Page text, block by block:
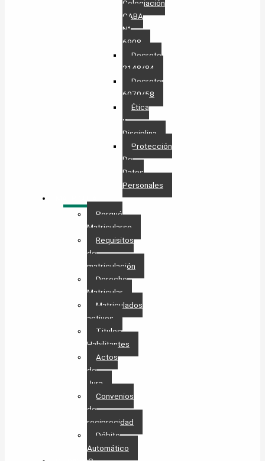
Colegiación
CABA
N°
6908
Decreto
2148/84
Decreto
6070/58
Ética
y
Disciplina
Protección
De
Datos
Personales​
Porqué
Matricularse
Requisitos
de
matriculación
Derecho
Matricular
Matriculados
activos
Titulos
Habilitantes
Actos
de
Jura
Convenios
de
reciprocidad
Débito
Automático